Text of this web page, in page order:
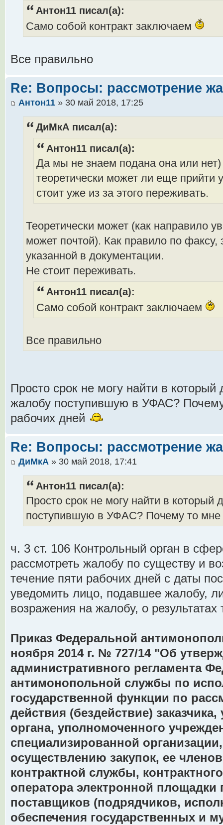
Антон11 писал(а):
Само собой контракт заключаем
Все правильно
Re: Вопросы: рассмотрение
Антон11 » 30 май 2018, 17:25
ДиМкА писал(а):
Антон11 писал(а):
Да мы не знаем подана она или
теоретически может ли еще
стоит уже из за этого переживать.
Теоретически может (как направило
может почтой). Как правило по факсу,
указанной в документации.
Не стоит переживать.
Антон11 писал(а):
Само собой контракт заключаем
Все правильно
Просто срок не могу найти в
жалобу поступившую в УФАС?
рабочих дней
Re: Вопросы: рассмотрение
ДиМкА » 30 май 2018, 17:41
Антон11 писал(а):
Просто срок не могу найти в
поступившую в УФАС? Почему то мне
ч. 3 ст. 106 Контрольный орган в
рассмотреть жалобу по существу и
течение пяти рабочих дней с даты
уведомить лицо, подавшее жалобу,
возражения на жалобу, о результатах
Приказ Федеральной
ноября 2014 г. № 727/14 "Об
административного регламента
антимонопольной службы по
государственной функции по
действия (бездействие)
органа, уполномоченного
специализированной
осуществлению закупок, ее
контрактной службы,
оператора электронной площадки
поставщиков (подрядчиков,
обеспечения государственных и